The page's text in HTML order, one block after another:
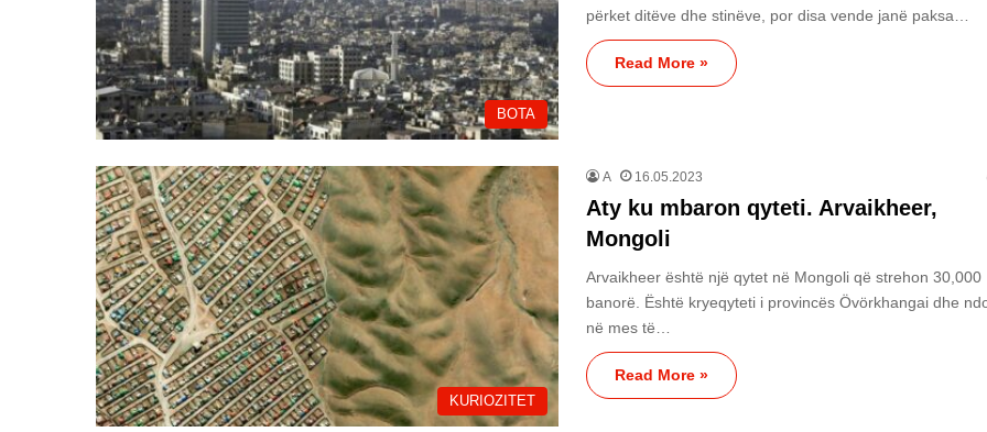
BOTA
përket ditëve dhe stinëve, por disa vende janë paksa…
Read More »
KURIOZITET
A 16.05.2023
Aty ku mbaron qyteti. Arvaikheer,
Mongoli
Arvaikheer është një qytet në Mongoli që strehon 30,000
banorë. Është kryeqyteti i provincës Övörkhangai dhe
në mes të…
Read More »